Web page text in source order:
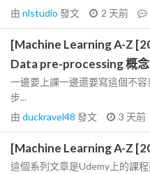
由 nlstudio 發文 2 天前
[Machine Learning A-Z
Data pre-processing 概念
一邊要上課一邊還要寫這個不
步...
由 duckravel48 發文 3 天前
[Machine Learning A-Z
這個系列文章是Udemy上的課